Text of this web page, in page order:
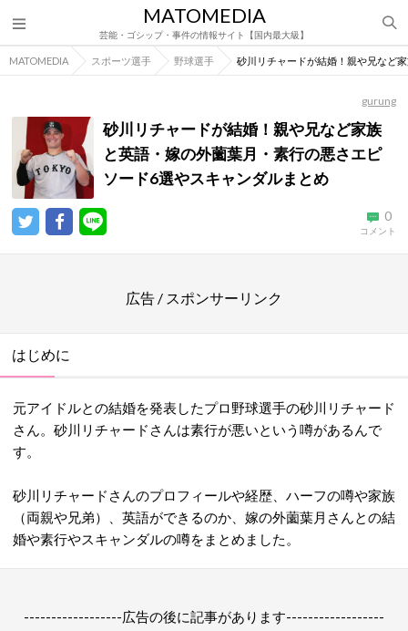
MATOMEDIA
芸能・ゴシップ・事件の情報サイト【国内最大級】
MATOMEDIA スポーツ選手 野球選手 砂川リチャードが結婚！親や兄など
gurung
砂川リチャードが結婚！親や兄など家族
と英語・嫁の外薗葉月・素行の悪さエピ
ソード6選やスキャンダルまとめ
0
コメント
広告 / スポンサーリンク
はじめに
元アイドルとの結婚を発表したプロ野球選手の砂川リチャード
さん。砂川リチャードさんは素行が悪いという噂があるんで
す。
砂川リチャードさんのプロフィールや経歴、ハーフの噂や家族
（両親や兄弟）、英語ができるのか、嫁の外薗葉月さんとの結
婚や素行やスキャンダルの噂をまとめました。
------------------広告の後に記事があります------------------